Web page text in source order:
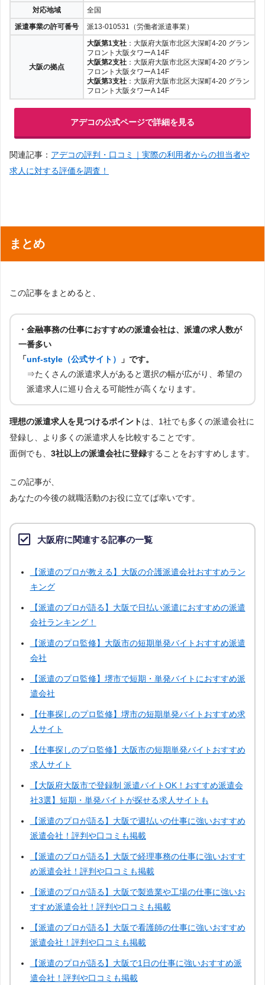
対応地域
全国
派遣事業の許可番号
派13-010531（労働者派遣事業）
大阪の拠点
大阪第1支社 ：大阪府大阪市北区大深町4-20 グラン
フロント大阪タワーA 14F
大阪第2支社 ：大阪府大阪市北区大深町4-20 グラン
フロント大阪タワーA 14F
大阪第3支社 ：大阪府大阪市北区大深町4-20 グラン
フロント大阪タワーA 14F
アデコの公式ページで詳細を見る
関連記事： アデコの評判・口コミ｜実際の利用者からの担当者や
求人に対する評価を調査！
まとめ
この記事をまとめると、
・金融事務の仕事におすすめの派遣会社は、派遣の求人数が
一番多い
「unf-style（公式サイト）
」です。
⇒たくさんの派遣求人があると選択の幅が広がり、希望の
派遣求人に巡り合える可能性が高くなります。
理想の派遣求人を見つけるポイントは、1社でも多くの派遣会社に
登録し、より多くの派遣求人を比較することです。
面倒でも、 3社以上の派遣会社に登録することをおすすめします。
この記事が、
あなたの今後の就職活動のお役に立てば幸いです。
大阪府に関連する記事の一覧
【派遣のプロが教える】大阪の介護派遣会社おすすめラン
キング
【派遣のプロが語る】大阪で日払い派遣におすすめの派遣
会社ランキング！
【派遣のプロ監修】大阪市の短期単発バイトおすすめ派遣
会社
【派遣のプロ監修】堺市で短期・単発バイトにおすすめ派
遣会社
【仕事探しのプロ監修】堺市の短期単発バイトおすすめ求
人サイト
【仕事探しのプロ監修】大阪市の短期単発バイトおすすめ
求人サイト
【大阪府大阪市で登録制 派遣バイトOK！おすすめ派遣会
社3選】短期・単発バイトが探せる求人サイトも
【派遣のプロが語る】大阪で週払いの仕事に強いおすすめ
派遣会社！評判や口コミも掲載
【派遣のプロが語る】大阪で経理事務の仕事に強いおすす
め派遣会社！評判や口コミも掲載
【派遣のプロが語る】大阪で製造業や工場の仕事に強いお
すすめ派遣会社！評判や口コミも掲載
【派遣のプロが語る】大阪で看護師の仕事に強いおすすめ
派遣会社！評判や口コミも掲載
【派遣のプロが語る】大阪で1日の仕事に強いおすすめ派
遣会社！評判や口コミも掲載